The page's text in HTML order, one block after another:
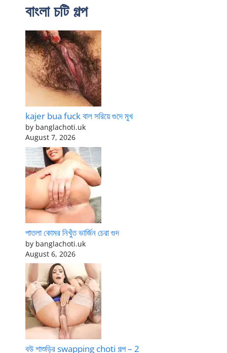
বাংলা চটি গল্প
kajer bua fuck বাল সরিয়ে গুদে মুখ
by banglachoti.uk
August 7, 2026
পাতলা কোমর নিখুঁত ভার্জিন চেরা গুদ
by banglachoti.uk
August 6, 2026
বউ শাশুড়ির swapping choti গল্প – 2